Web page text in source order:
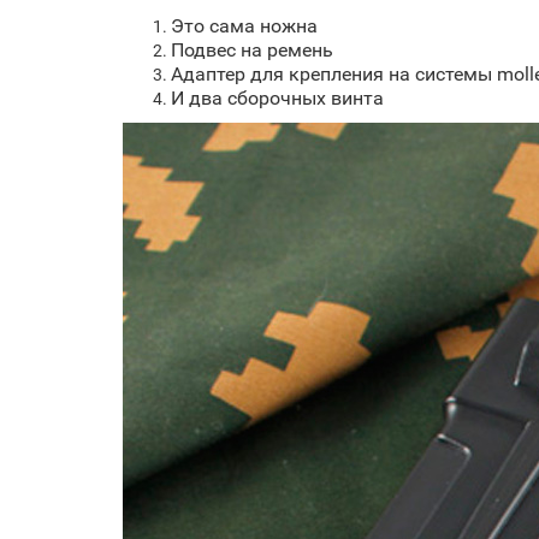
Это сама ножна
Подвес на ремень
Адаптер для крепления на системы
И два сборочных винта